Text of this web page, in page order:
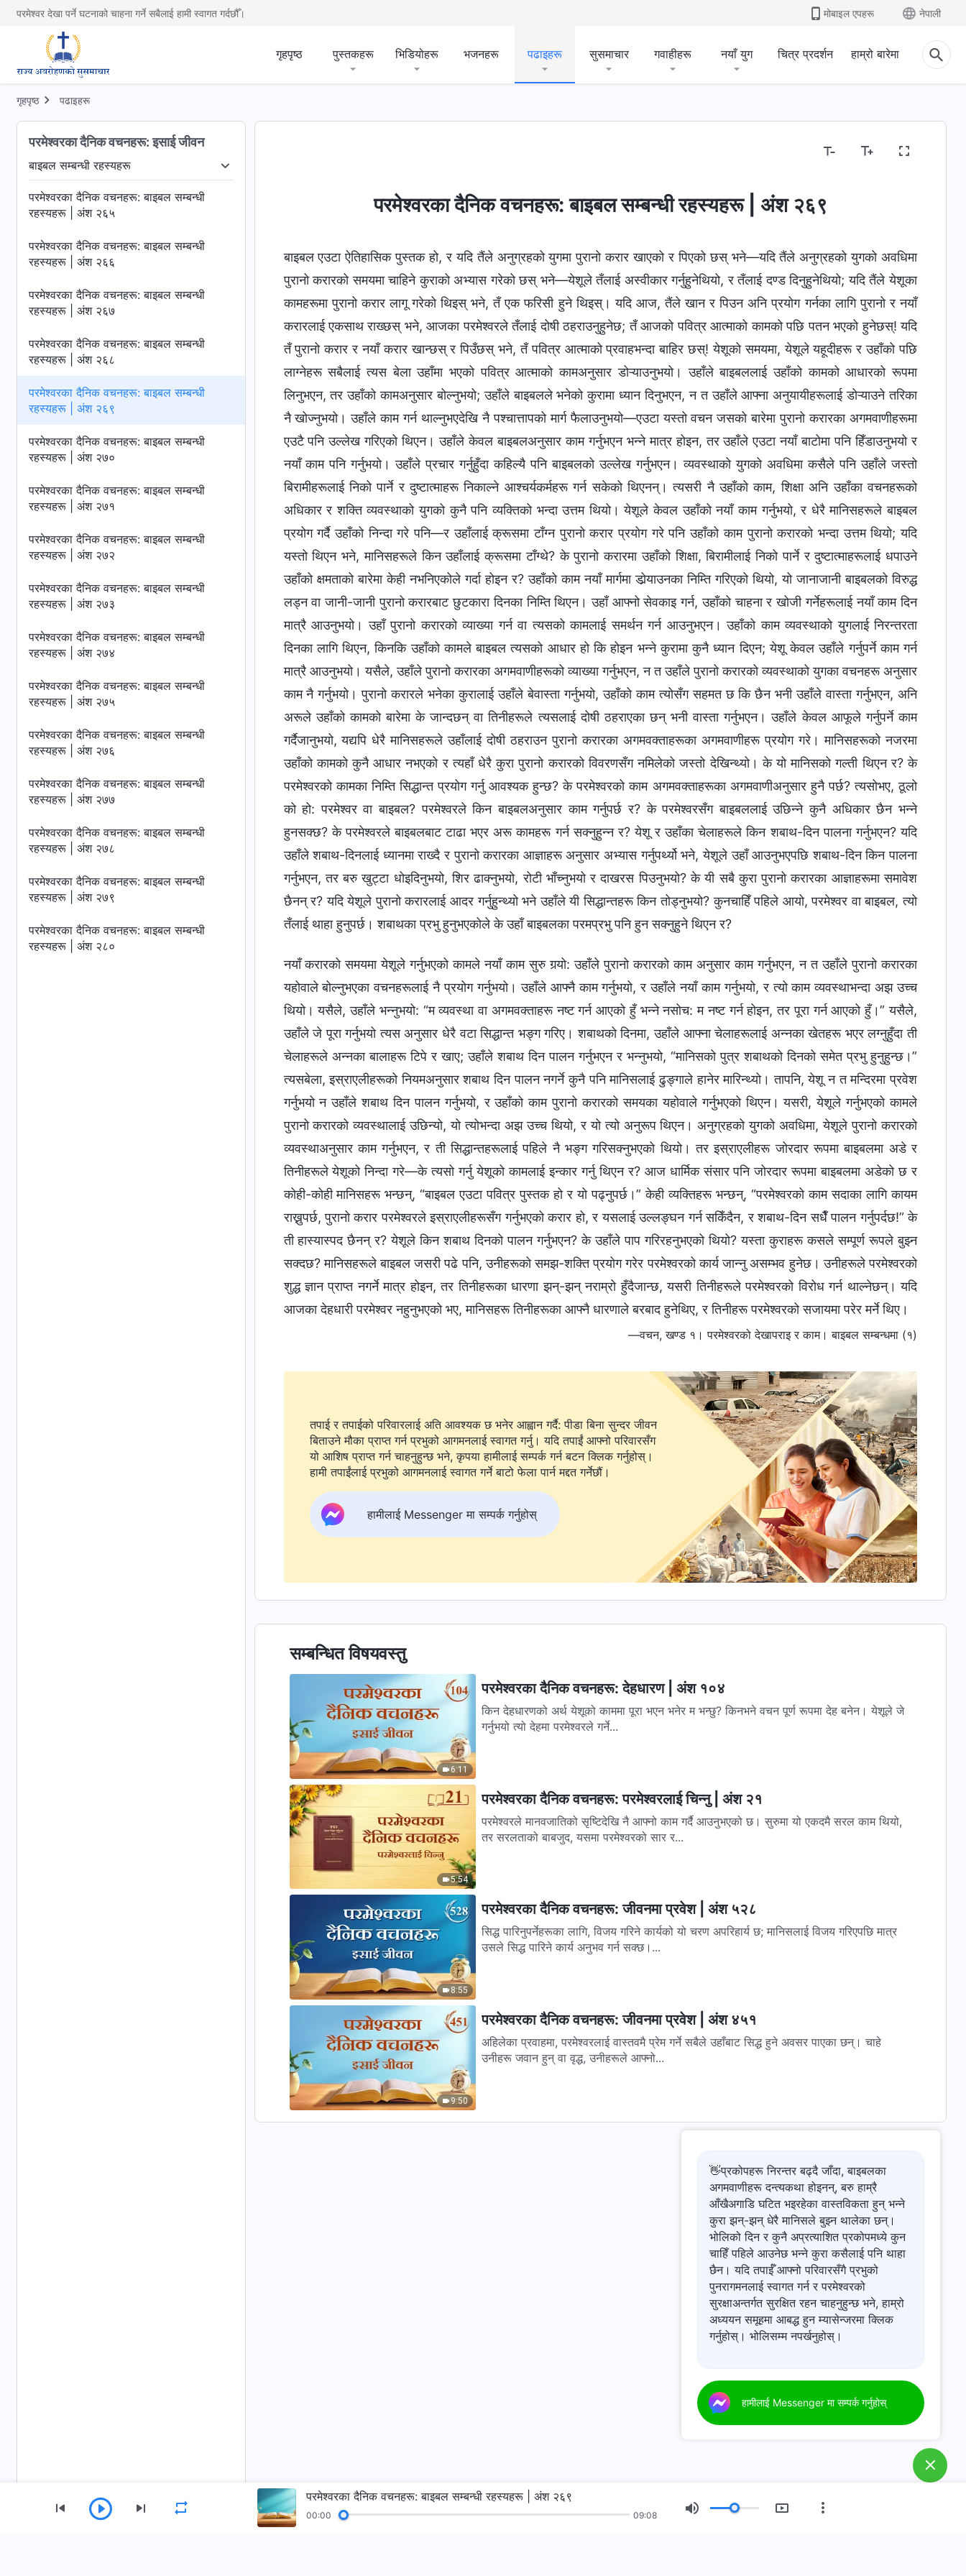
परमेश्वर देखा पर्ने घटनाको चाहना गर्ने सबैलाई हामी स्वागत गर्दछौँ। मोबाइल एपहरू नेपाली
गृहपृष्ठ पुस्तकहरू भिडियोहरू भजनहरू पढाइहरू सुसमाचार गवाहीहरू नयाँ युग चित्र प्रदर्शन हाम्रो बारेमा
गृहपृष्ठ पढाइहरू
परमेश्‍वरका दैनिक वचनहरू: इसाई जीवन
बाइबल सम्‍बन्धी रहस्यहरू
जे हुनुहुन्छ बाइबल सम्‍बन्धी रहस्यहरू धार्मिक धारणाहरू खुलासा गर्नु
परमेश्‍वरका दैनिक वचनहरू: बाइबल सम्‍बन्धी
रहस्यहरू | अंश २६५
परमेश्‍वरका दैनिक वचनहरू: बाइबल सम्‍बन्धी
रहस्यहरू | अंश २६६
परमेश्‍वरका दैनिक वचनहरू: बाइबल सम्‍बन्धी
रहस्यहरू | अंश २६७
परमेश्‍वरका दैनिक वचनहरू: बाइबल सम्‍बन्धी
रहस्यहरू | अंश २६८
परमेश्‍वरका दैनिक वचनहरू: बाइबल सम्‍बन्धी
रहस्यहरू | अंश २६९
परमेश्‍वरका दैनिक वचनहरू: बाइबल सम्‍बन्धी
रहस्यहरू | अंश २७०
परमेश्‍वरका दैनिक वचनहरू: बाइबल सम्‍बन्धी
रहस्यहरू | अंश २७१
परमेश्‍वरका दैनिक वचनहरू: बाइबल सम्‍बन्धी
रहस्यहरू | अंश २७२
परमेश्‍वरका दैनिक वचनहरू: बाइबल सम्‍बन्धी
रहस्यहरू | अंश २७३
परमेश्‍वरका दैनिक वचनहरू: बाइबल सम्‍बन्धी
रहस्यहरू | अंश २७४
परमेश्‍वरका दैनिक वचनहरू: बाइबल सम्‍बन्धी
रहस्यहरू | अंश २७५
परमेश्‍वरका दैनिक वचनहरू: बाइबल सम्‍बन्धी
रहस्यहरू | अंश २७६
परमेश्‍वरका दैनिक वचनहरू: बाइबल सम्‍बन्धी
रहस्यहरू | अंश २७७
परमेश्‍वरका दैनिक वचनहरू: बाइबल सम्‍बन्धी
रहस्यहरू | अंश २७८
परमेश्‍वरका दैनिक वचनहरू: बाइबल सम्‍बन्धी
रहस्यहरू | अंश २७९
परमेश्‍वरका दैनिक वचनहरू: बाइबल सम्‍बन्धी
रहस्यहरू | अंश २८०
परमेश्‍वरका दैनिक वचनहरू: बाइबल सम्‍बन्धी रहस्यहरू | अंश २६९
बाइबल एउटा ऐतिहासिक पुस्तक हो, र यदि तैंले अनुग्रहको युगमा पुरानो करार खाएको र पिएको छस् भने—यदि तैंले अनुग्रहको युगको अवधिमा
पुरानो करारको समयमा चाहिने कुराको अभ्यास गरेको छस् भने—येशूले तँलाई अस्वीकार गर्नुहुनेथियो, र तँलाई दण्ड दिनुहुनेथियो; यदि तैंले येशूका
कामहरूमा पुरानो करार लागू गरेको थिइस् भने, तँ एक फरिसी हुने थिइस्। यदि आज, तैंले खान र पिउन अनि प्रयोग गर्नका लागि पुरानो र नयाँ
करारलाई एकसाथ राख्छस् भने, आजका परमेश्‍वरले तँलाई दोषी ठहराउनुहुनेछ; तँ आजको पवित्र आत्माको कामको पछि पतन भएको हुनेछस्! यदि
तँ पुरानो करार र नयाँ करार खान्छस् र पिउँछस् भने, तँ पवित्र आत्माको प्रवाहभन्दा बाहिर छस्! येशूको समयमा, येशूले यहूदीहरू र उहाँको पछि
लाग्नेहरू सबैलाई त्यस बेला उहाँमा भएको पवित्र आत्माको कामअनुसार डोऱ्याउनुभयो। उहाँले बाइबललाई उहाँको कामको आधारको रूपमा
लिनुभएन, तर उहाँको कामअनुसार बोल्नुभयो; उहाँले बाइबलले भनेको कुरामा ध्यान दिनुभएन, न त उहाँले आफ्ना अनुयायीहरूलाई डोऱ्याउने तरिका
नै खोज्नुभयो। उहाँले काम गर्न थाल्नुभएदेखि नै पश्चात्तापको मार्ग फैलाउनुभयो—एउटा यस्तो वचन जसको बारेमा पुरानो करारका अगमवाणीहरूमा
एउटै पनि उल्लेख गरिएको थिएन। उहाँले केवल बाइबलअनुसार काम गर्नुभएन भन्ने मात्र होइन, तर उहाँले एउटा नयाँ बाटोमा पनि हिँडाउनुभयो र
नयाँ काम पनि गर्नुभयो। उहाँले प्रचार गर्नुहुँदा कहिल्यै पनि बाइबलको उल्लेख गर्नुभएन। व्यवस्थाको युगको अवधिमा कसैले पनि उहाँले जस्तो
बिरामीहरूलाई निको पार्ने र दुष्टात्माहरू निकाल्ने आश्‍चर्यकर्महरू गर्न सकेको थिएनन्। त्यसरी नै उहाँको काम, शिक्षा अनि उहाँका वचनहरूको
अधिकार र शक्ति व्यवस्थाको युगको कुनै पनि व्यक्तिको भन्दा उत्तम थियो। येशूले केवल उहाँको नयाँ काम गर्नुभयो, र धेरै मानिसहरूले बाइबल
प्रयोग गर्दै उहाँको निन्दा गरे पनि—र उहाँलाई क्रूसमा टाँग्न पुरानो करार प्रयोग गरे पनि उहाँको काम पुरानो करारको भन्दा उत्तम थियो; यदि
यस्तो थिएन भने, मानिसहरूले किन उहाँलाई क्रूसमा टाँग्थे? के पुरानो करारमा उहाँको शिक्षा, बिरामीलाई निको पार्ने र दुष्टात्माहरूलाई धपाउने
उहाँको क्षमताको बारेमा केही नभनिएकोले गर्दा होइन र? उहाँको काम नयाँ मार्गमा डोर्‍याउनका निम्ति गरिएको थियो, यो जानाजानी बाइबलको विरुद्ध
लड्न वा जानी-जानी पुरानो करारबाट छुटकारा दिनका निम्ति थिएन। उहाँ आफ्नो सेवकाइ गर्न, उहाँको चाहना र खोजी गर्नेहरूलाई नयाँ काम दिन
मात्रै आउनुभयो। उहाँ पुरानो करारको व्याख्या गर्न वा त्यसको कामलाई समर्थन गर्न आउनुभएन। उहाँको काम व्यवस्थाको युगलाई निरन्तरता
दिनका लागि थिएन, किनकि उहाँको कामले बाइबल त्यसको आधार हो कि होइन भन्ने कुरामा कुनै ध्यान दिएन; येशू केवल उहाँले गर्नुपर्ने काम गर्न
मात्रै आउनुभयो। यसैले, उहाँले पुरानो करारका अगमवाणीहरूको व्याख्या गर्नुभएन, न त उहाँले पुरानो करारको व्यवस्थाको युगका वचनहरू अनुसार
काम नै गर्नुभयो। पुरानो करारले भनेका कुरालाई उहाँले बेवास्ता गर्नुभयो, उहाँको काम त्योसँग सहमत छ कि छैन भनी उहाँले वास्ता गर्नुभएन, अनि
अरूले उहाँको कामको बारेमा के जान्दछन् वा तिनीहरूले त्यसलाई दोषी ठहराएका छन् भनी वास्ता गर्नुभएन। उहाँले केवल आफूले गर्नुपर्ने काम
गर्दैजानुभयो, यद्यपि धेरै मानिसहरूले उहाँलाई दोषी ठहराउन पुरानो करारका अगमवक्ताहरूका अगमवाणीहरू प्रयोग गरे। मानिसहरूको नजरमा
उहाँको कामको कुनै आधार नभएको र त्यहाँ धेरै कुरा पुरानो करारको विवरणसँग नमिलेको जस्तो देखिन्थ्यो। के यो मानिसको गल्ती थिएन र? के
परमेश्‍वरको कामका निम्ति सिद्धान्त प्रयोग गर्नु आवश्यक हुन्छ? के परमेश्‍वरको काम अगमवक्ताहरूका अगमवाणीअनुसार हुनै पर्छ? त्यसोभए, ठूलो
को हो: परमेश्‍वर वा बाइबल? परमेश्‍वरले किन बाइबलअनुसार काम गर्नुपर्छ र? के परमेश्‍वरसँग बाइबललाई उछिन्ने कुनै अधिकार छैन भन्‍ने
हुनसक्छ? के परमेश्‍वरले बाइबलबाट टाढा भएर अरू कामहरू गर्न सक्नुहुन्न र? येशू र उहाँका चेलाहरूले किन शबाथ-दिन पालना गर्नुभएन? यदि
उहाँले शबाथ-दिनलाई ध्यानमा राख्दै र पुरानो करारका आज्ञाहरू अनुसार अभ्यास गर्नुपर्थ्यो भने, येशूले उहाँ आउनुभएपछि शबाथ-दिन किन पालना
गर्नुभएन, तर बरु खुट्टा धोइदिनुभयो, शिर ढाक्नुभयो, रोटी भाँच्नुभयो र दाखरस पिउनुभयो? के यी सबै कुरा पुरानो करारका आज्ञाहरूमा समावेश
छैनन् र? यदि येशूले पुरानो करारलाई आदर गर्नुहुन्थ्यो भने उहाँले यी सिद्धान्तहरू किन तोड्नुभयो? कुनचाहिँ पहिले आयो, परमेश्‍वर वा बाइबल, त्यो
तँलाई थाहा हुनुपर्छ। शबाथका प्रभु हुनुभएकोले के उहाँ बाइबलका परमप्रभु पनि हुन सक्नुहुने थिएन र?
नयाँ करारको समयमा येशूले गर्नुभएको कामले नयाँ काम सुरु गर्‍यो: उहाँले पुरानो करारको काम अनुसार काम गर्नुभएन, न त उहाँले पुरानो करारका
यहोवाले बोल्नुभएका वचनहरूलाई नै प्रयोग गर्नुभयो। उहाँले आफ्नै काम गर्नुभयो, र उहाँले नयाँ काम गर्नुभयो, र त्यो काम व्यवस्थाभन्दा अझ उच्च
थियो। यसैले, उहाँले भन्नुभयो: “म व्यवस्था वा अगमवक्ताहरू नष्ट गर्न आएको हुँ भन्‍ने नसोच: म नष्ट गर्न होइन, तर पूरा गर्न आएको हुँ।” यसैले,
उहाँले जे पूरा गर्नुभयो त्यस अनुसार धेरै वटा सिद्धान्त भङ्ग गरिए। शबाथको दिनमा, उहाँले आफ्ना चेलाहरूलाई अन्नका खेतहरू भएर लग्नुहुँदा ती
चेलाहरूले अन्नका बालाहरू टिपे र खाए; उहाँले शबाथ दिन पालन गर्नुभएन र भन्नुभयो, “मानिसको पुत्र शबाथको दिनको समेत प्रभु हुनुहुन्छ।”
त्यसबेला, इस्राएलीहरूको नियमअनुसार शबाथ दिन पालन नगर्ने कुनै पनि मानिसलाई ढुङ्गाले हानेर मारिन्थ्यो। तापनि, येशू न त मन्दिरमा प्रवेश
गर्नुभयो न उहाँले शबाथ दिन पालन गर्नुभयो, र उहाँको काम पुरानो करारको समयका यहोवाले गर्नुभएको थिएन। यसरी, येशूले गर्नुभएको कामले
पुरानो करारको व्यवस्थालाई उछिन्यो, यो त्योभन्दा अझ उच्च थियो, र यो त्यो अनुरूप थिएन। अनुग्रहको युगको अवधिमा, येशूले पुरानो करारको
व्यवस्थाअनुसार काम गर्नुभएन, र ती सिद्धान्तहरूलाई पहिले नै भङ्ग गरिसक्नुभएको थियो। तर इस्राएलीहरू जोरदार रूपमा बाइबलमा अडे र
तिनीहरूले येशूको निन्दा गरे—के त्यसो गर्नु येशूको कामलाई इन्कार गर्नु थिएन र? आज धार्मिक संसार पनि जोरदार रूपमा बाइबलमा अडेको छ र
कोही-कोही मानिसहरू भन्छन्‌, “बाइबल एउटा पवित्र पुस्तक हो र यो पढ्नुपर्छ।” केही व्यक्तिहरू भन्छन्, “परमेश्‍वरको काम सदाका लागि कायम
राख्नुपर्छ, पुरानो करार परमेश्‍वरले इस्राएलीहरूसँग गर्नुभएको करार हो, र यसलाई उल्लङ्घन गर्न सकिँदैन, र शबाथ-दिन सधैँ पालन गर्नुपर्दछ!” के
ती हास्यास्पद छैनन् र? येशूले किन शबाथ दिनको पालन गर्नुभएन? के उहाँले पाप गरिरहनुभएको थियो? यस्ता कुराहरू कसले सम्पूर्ण रूपले बुझ्न
सक्दछ? मानिसहरूले बाइबल जसरी पढे पनि, उनीहरूको समझ-शक्ति प्रयोग गरेर परमेश्‍वरको कार्य जान्नु असम्भव हुनेछ। उनीहरूले परमेश्‍वरको
शुद्ध ज्ञान प्राप्त नगर्ने मात्र होइन, तर तिनीहरूका धारणा झन्-झन् नराम्रो हुँदैजान्छ, यसरी तिनीहरूले परमेश्‍वरको विरोध गर्न थाल्नेछन्। यदि
आजका देहधारी परमेश्‍वर नहुनुभएको भए, मानिसहरू तिनीहरूका आफ्नै धारणाले बरबाद हुनेथिए, र तिनीहरू परमेश्‍वरको सजायमा परेर मर्ने थिए।
—वचन, खण्ड १। परमेश्‍वरको देखापराइ र काम। बाइबल सम्बन्धमा (१)
तपाई र तपाईको परिवारलाई अति आवश्यक छ भनेर आह्वान गर्दै: पीडा बिना सुन्दर जीवन
बिताउने मौका प्राप्त गर्न प्रभुको आगमनलाई स्वागत गर्नु। यदि तपाईं आफ्नो परिवारसँग
यो आशिष प्राप्त गर्न चाहनुहुन्छ भने, कृपया हामीलाई सम्पर्क गर्न बटन क्लिक गर्नुहोस्।
हामी तपाईंलाई प्रभुको आगमनलाई स्वागत गर्ने बाटो फेला पार्न मद्दत गर्नेछौं।
हामीलाई Messenger मा सम्पर्क गर्नुहोस्
सम्बन्धित विषयवस्तु
6:11
परमेश्‍वरका दैनिक वचनहरू: देहधारण | अंश १०४
किन देहधारणको अर्थ येशूको काममा पूरा भएन भनेर म भन्छु? किनभने वचन पूर्ण रूपमा देह बनेन। येशूले जे
गर्नुभयो त्यो देहमा परमेश्‍वरले गर्ने...
5:54
परमेश्‍वरका दैनिक वचनहरू: परमेश्‍वरलाई चिन्‍नु | अंश २१
परमेश्‍वरले मानवजातिको सृष्टिदेखि नै आफ्नो काम गर्दै आउनुभएको छ। सुरुमा यो एकदमै सरल काम थियो,
तर सरलताको बाबजुद, यसमा परमेश्‍वरको सार र...
8:55
परमेश्‍वरका दैनिक वचनहरू: जीवनमा प्रवेश | अंश ५२८
सिद्ध पारिनुपर्नेहरूका लागि, विजय गरिने कार्यको यो चरण अपरिहार्य छ; मानिसलाई विजय गरिएपछि मात्र
उसले सिद्ध पारिने कार्य अनुभव गर्न सक्छ।...
9:50
परमेश्‍वरका दैनिक वचनहरू: जीवनमा प्रवेश | अंश ४५१
अहिलेका प्रवाहमा, परमेश्‍वरलाई वास्तवमै प्रेम गर्ने सबैले उहाँबाट सिद्ध हुने अवसर पाएका छन्। चाहे
उनीहरू जवान हुन् वा वृद्ध, उनीहरूले आफ्नो...
👋प्रकोपहरू निरन्तर बढ्दै जाँदा, बाइबलका
अगमवाणीहरू दन्त्यकथा होइनन्, बरु हाम्रै
आँखैअगाडि घटित भइरहेका वास्तविकता हुन् भन्ने
कुरा झन्-झन् धेरै मानिसले बुझ्न थालेका छन्।
भोलिको दिन र कुनै अप्रत्याशित प्रकोपमध्ये कुन
चाहिँ पहिले आउनेछ भन्ने कुरा कसैलाई पनि थाहा
छैन। यदि तपाईँ आफ्नो परिवारसँगै प्रभुको
पुनरागमनलाई स्वागत गर्न र परमेश्‍वरको
सुरक्षाअन्तर्गत सुरक्षित रहन चाहनुहुन्छ भने, हाम्रो
अध्ययन समूहमा आबद्ध हुन म्यासेन्जरमा क्लिक
गर्नुहोस्। भोलिसम्म नपर्खनुहोस्।
हामीलाई Messenger मा सम्पर्क गर्नुहोस्
परमेश्‍वरका दैनिक वचनहरू: बाइबल सम्‍बन्धी रहस्यहरू | अंश २६९
00:00 09:08